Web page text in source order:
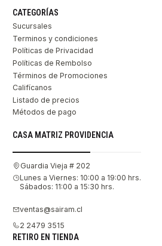
CATEGORÍAS
Sucursales
Terminos y condiciones
Políticas de Privacidad
Políticas de Rembolso
Términos de Promociones
Califícanos
Listado de precios
Métodos de pago
CASA MATRIZ PROVIDENCIA
Guardia Vieja # 202
Lunes a Viernes: 10:00 a 19:00 hrs.
Sábados: 11:00 a 15:30 hrs.
ventas@sairam.cl
2 2479 3515
RETIRO EN TIENDA